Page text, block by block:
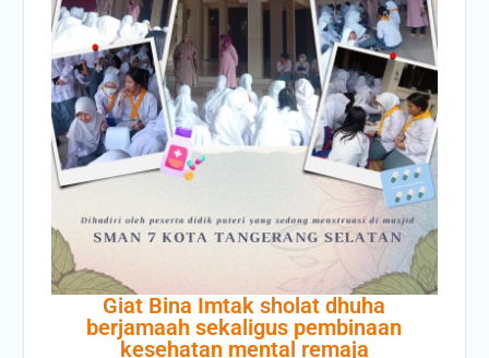
Giat Bina Imtak sholat dhuha
berjamaah sekaligus pembinaan
kesehatan mental remaja